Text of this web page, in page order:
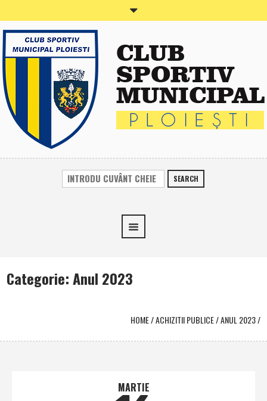
SEARCH
Categorie: Anul 2023
HOME/ACHIZITII PUBLICE/ANUL 2023/
MARTIE